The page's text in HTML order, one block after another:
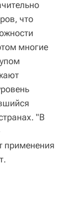
что
многие
"В
применения